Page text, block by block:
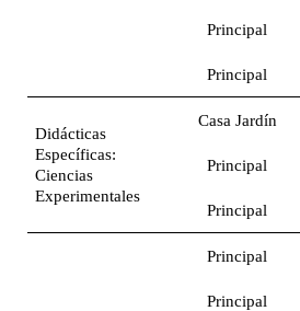
Principal
Principal
Didácticas
Específicas:
Ciencias
Experimentales
Casa Jardín
Principal
Principal
Principal
Principal